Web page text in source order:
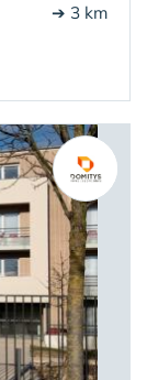
➔ 3 km